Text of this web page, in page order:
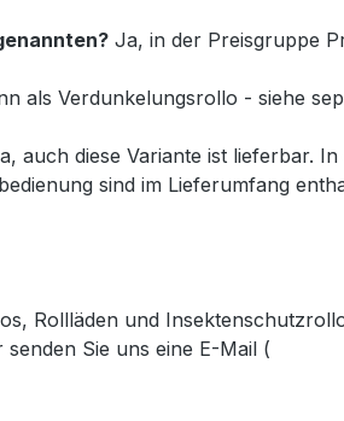
Ja, in der Preisgruppe
als Verdunkelungsrollo - siehe
auch diese Variante ist lieferbar.
sind im Lieferumfang
Rollläden und
senden Sie uns eine E-Mail (